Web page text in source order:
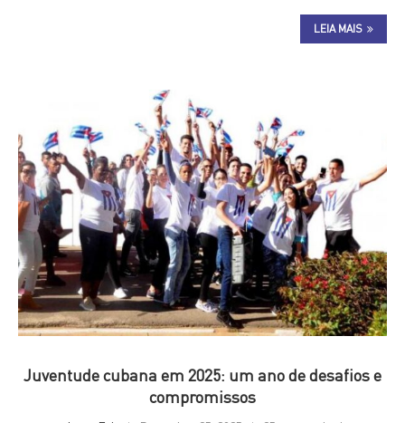
LEIA MAIS
Juventude cubana em 2025: um ano de desafios e
compromissos